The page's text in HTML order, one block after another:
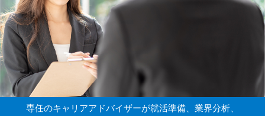
専任のキャリアアドバイザーが就活準備、業界分析、